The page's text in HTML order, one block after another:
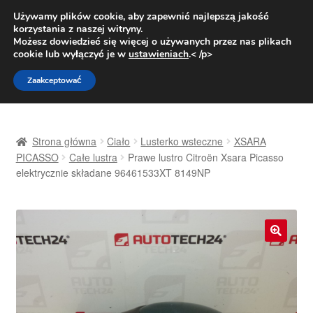
DOSTAWA od 31 zł
Pn.-pt. 9:00-16:00800 003 167
Przejdź
do
nawigacji
Przejdź
do
treści
Dostawa
Strona główna Ciało Lusterko wsteczne
XSARA
PICASSO
Całe lustra
Prawe lustro Citroën Xsara Picasso
elektrycznie składane 96461533XT 8149NP
🔍
Używamy plików cookie, aby zapewnić najlepszą jakość
korzystania z naszej witryny.
Możesz dowiedzieć się więcej o używanych przez nas plikach
cookie lub wyłączyć je w ustawieniach.< /p>
Zaakceptować